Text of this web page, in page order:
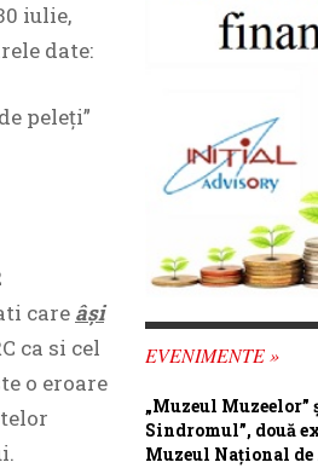
iulie,
date:
peleți”
care âşi
ca si cel
o eroare
EVENIMENTE »
„Muzeul Muzeelor”
Sindromul”, două
Muzeul Național